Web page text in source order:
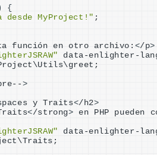
{
desde MyProject!" ;
función en otro archivo: </p>
data-enlighter-
>
y Traits</h2>
</strong> en PHP pueden
data-enlighter-